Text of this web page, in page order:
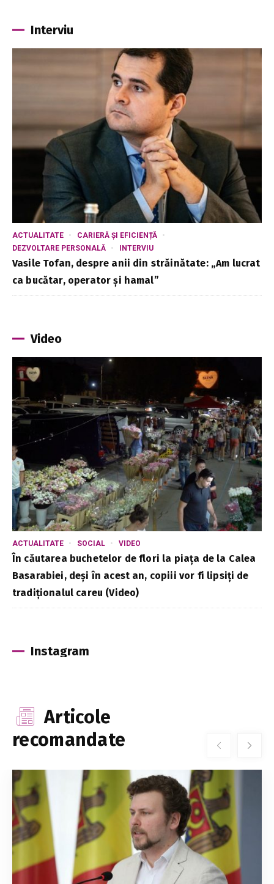
Interviu
ACTUALITATE
CARIERĂ ȘI EFICIENȚĂ
DEZVOLTARE PERSONALĂ
INTERVIU
Vasile Tofan, despre anii din străinătate: „Am lucrat
ca bucătar, operator și hamal”
Video
ACTUALITATE SOCIAL VIDEO
În căutarea buchetelor de flori la piața de la Calea
Basarabiei, deși în acest an, copiii vor fi lipsiți de
tradiționalul careu (Video)
Instagram
Articole
recomandate